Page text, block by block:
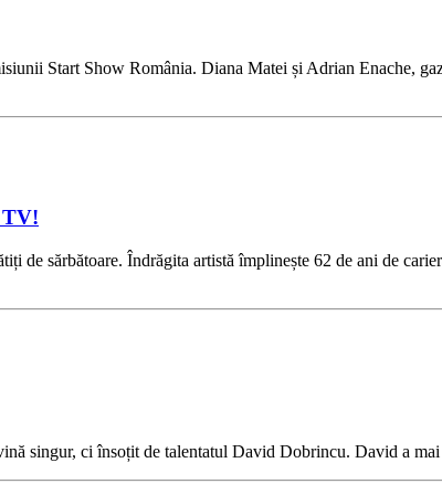
Start Show România. Diana Matei și Adrian Enache,
TV!
de sărbătoare. Îndrăgita artistă împlinește 62 de ani de
singur, ci însoțit de talentatul David Dobrincu. David a